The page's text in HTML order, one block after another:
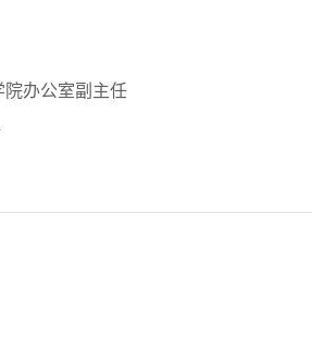
院办公室副主任